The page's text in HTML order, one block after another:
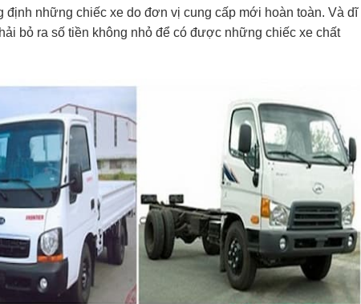
những chiếc xe do đơn vị cung cấp mới hoàn toàn. Và dĩ
bỏ ra số tiền không nhỏ để có được những chiếc xe chất